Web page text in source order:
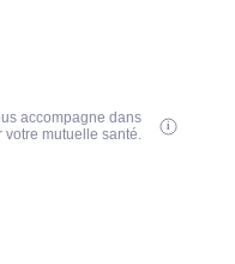
accompagne dans
votre mutuelle santé.